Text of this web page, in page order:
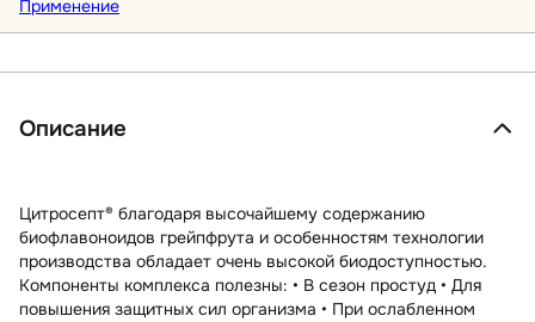
Применение
Описание
Цитросепт® благодаря высочайшему содержанию
биофлавоноидов грейпфрута и особенностям технологии
производства обладает очень высокой биодоступностью.
Компоненты комплекса полезны: • В сезон простуд • Для
повышения защитных сил организма • При ослабленном